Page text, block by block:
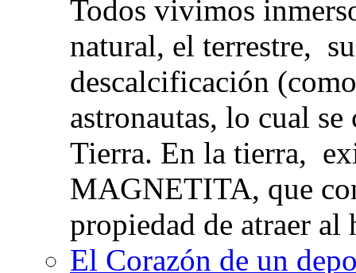
Todos vivimos
natural, el terrestre,
descalcificación
astronautas, lo cual
Tierra. En la tierra,
MAGNETITA, que
propiedad de atraer
El Corazón de un